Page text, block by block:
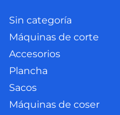
Sin categoría
Máquinas de corte
Accesorios
Plancha
Sacos
Máquinas de coser